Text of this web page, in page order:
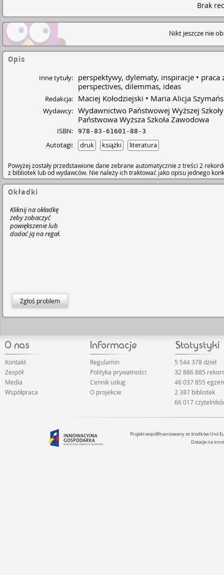
Brak
Nikt jeszcze nie
Opis
Inne tytuły: perspektywy, dylematy, inspiracje
praca
perspectives, dilemmas, ideas
Redakcja: Maciej Kołodziejski Maria Alicja
Wydawcy: Wydawnictwo Państwowej Wyższej
Państwowa Wyższa Szkoła Zawodowa
ISBN: 978-83-61601-88-3
Autotagi: druk książki literatura
Powyżej zostały przedstawione dane zebrane automatycznie z treści 2
z bibliotek lub od wydawców. Nie należy ich traktować jako opisu jednego
Okładki
Kliknij na okładkę
żeby zobaczyć
powiększenie lub
dodać ją na regał.
Zgłoś problem
Kontakt
Zespół
Media
Współpraca
Regulamin
Polityka prywatności
Cennik usług
O projekcie
5 544 378 dzieł
32 886 885
46 037 855
2 387 bibliotek
66 017
Projekt współfinansowany ze środków Unii
Dotacje na